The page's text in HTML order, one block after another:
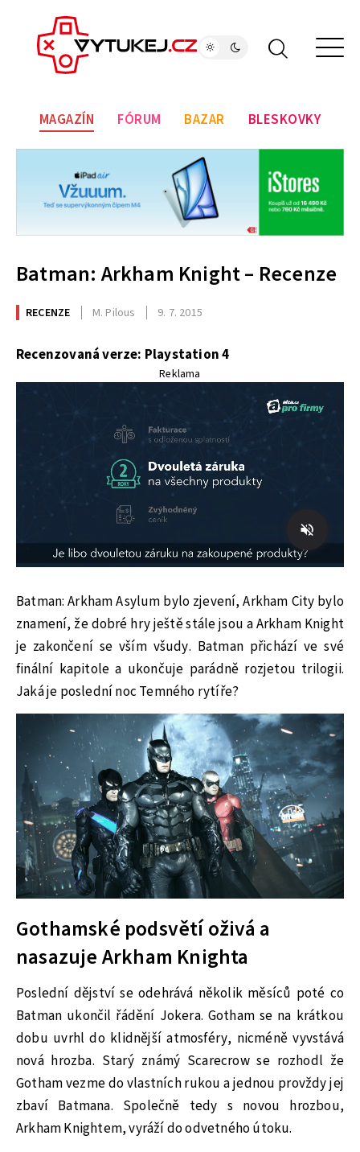
MAGAZÍN FÓRUM BAZAR BLESKOVKY
Batman: Arkham Knight – Recenze
RECENZE M. Pilous 9. 7. 2015
Recenzovaná verze: Playstation 4
Reklama
Batman: Arkham Asylum bylo zjevení, Arkham City bylo
znamení, že dobré hry ještě stále jsou a Arkham Knight
je zakončení se vším všudy. Batman přichází ve své
finální kapitole a ukončuje parádně rozjetou trilogii.
Jaká je poslední noc Temného rytíře?
Gothamské podsvětí oživá a
nasazuje Arkham Knighta
Poslední dějství se odehrává několik měsíců poté co
Batman ukončil řádění Jokera. Gotham se na krátkou
dobu uvrhl do klidnější atmosféry, nicméně vyvstává
nová hrozba. Starý známý Scarecrow se rozhodl že
Gotham vezme do vlastních rukou a jednou provždy jej
zbaví Batmana. Společně tedy s novou hrozbou,
Arkham Knightem, vyráží do odvetného útoku.